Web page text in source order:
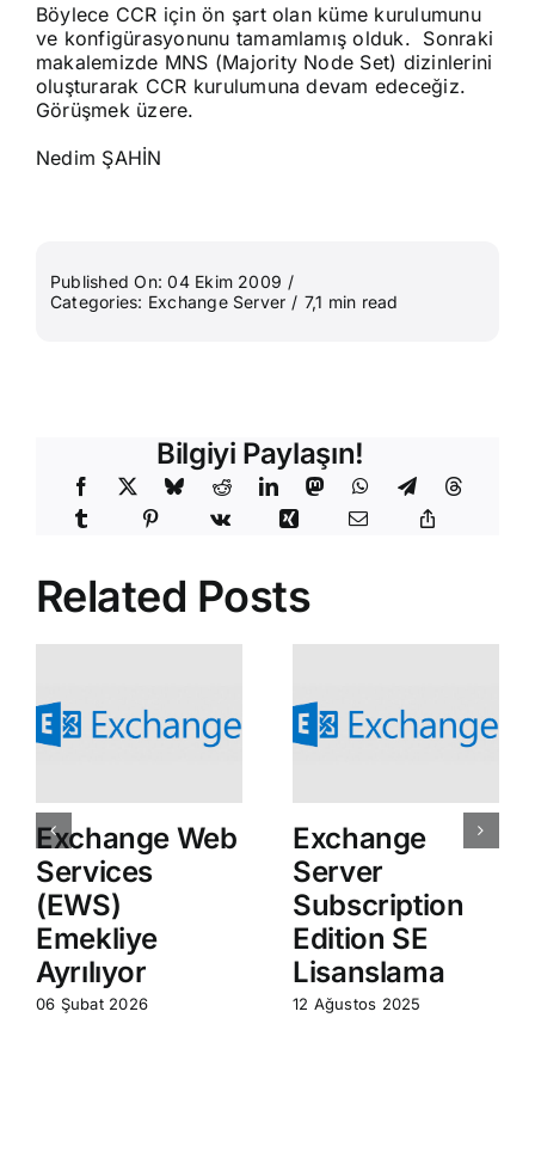
Böylece CCR için ön şart olan küme kurulumunu
ve konfigürasyonunu tamamlamış olduk. Sonraki
makalemizde MNS (Majority Node Set) dizinlerini
oluşturarak CCR kurulumuna devam edeceğiz.
Görüşmek üzere.
Nedim ŞAHİN
Published On: 04 Ekim 2009 /
Categories: Exchange Server / 7,1 min read
Bilgiyi Paylaşın!
Related Posts
Exchange Web
Services
(EWS)
Emekliye
Ayrılıyor
06 Şubat 2026
Exchange
Server
Subscription
Edition SE
Lisanslama
12 Ağustos 2025